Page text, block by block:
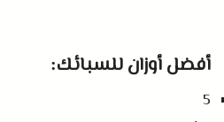
أفضل أوزان للسبائك:
5